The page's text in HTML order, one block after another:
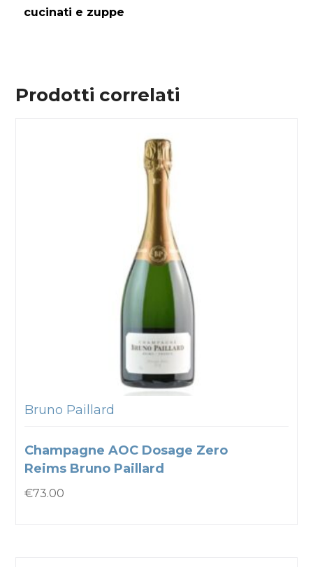
cucinati e zuppe
Prodotti correlati
Bruno Paillard
Champagne AOC Dosage Zero
Reims Bruno Paillard
€73.00